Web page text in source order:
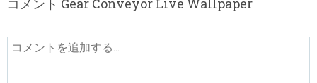
コメント Gear Conveyor Live Wallpaper